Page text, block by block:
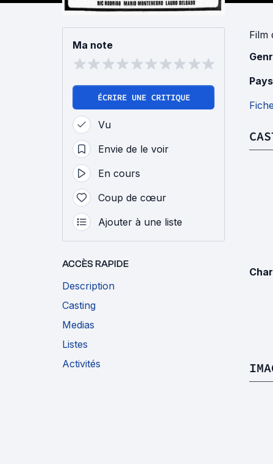
Ma note
ÉCRIRE UNE CRITIQUE
Vu
Envie de le voir
En cours
Coup de cœur
Ajouter à une liste
ACCÈS RAPIDE
Description
Casting
Medias
Listes
Activités
Film